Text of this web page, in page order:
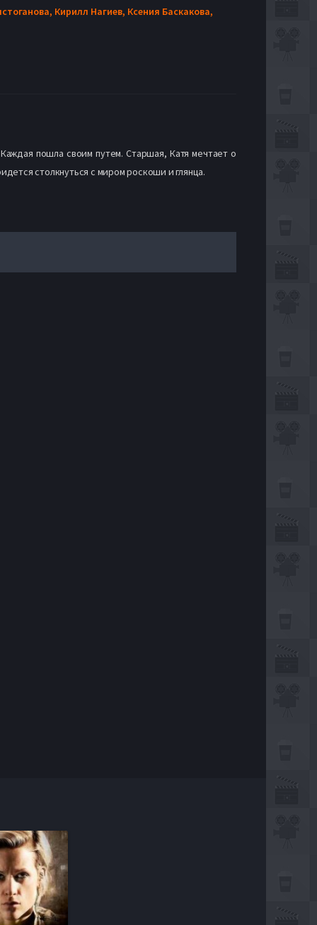
Кирилл Нагиев, Ксения Баскакова,
пошла своим путем. Старшая, Катя мечтает о
столкнуться с миром роскоши и глянца.